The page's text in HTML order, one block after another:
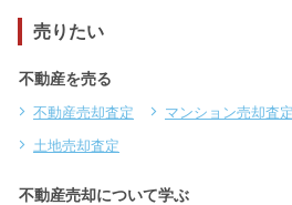
売りたい
不動産を売る
不動産売却査定 マンション売却査定
土地売却査定
不動産売却について学ぶ